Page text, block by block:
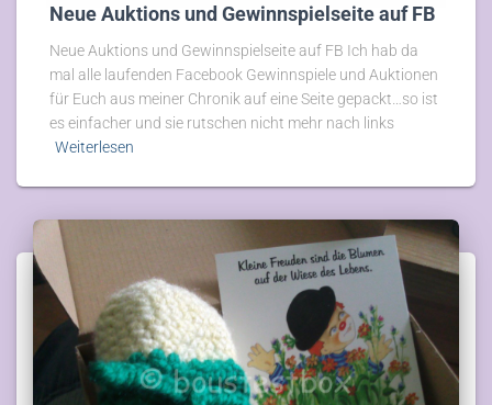
Neue Auktions und Gewinnspielseite auf FB
Neue Auktions und Gewinnspielseite auf FB Ich hab da
mal alle laufenden Facebook Gewinnspiele und Auktionen
für Euch aus meiner Chronik auf eine Seite gepackt…so ist
es einfacher und sie rutschen nicht mehr nach links
Weiterlesen